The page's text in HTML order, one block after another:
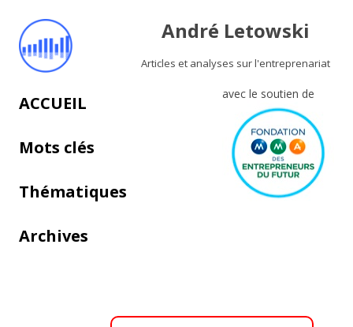
André Letowski
Articles et analyses sur l'entreprenariat
avec le soutien de
Aller au contenu principal
ACCUEIL
Mots clés
Thématiques
Archives